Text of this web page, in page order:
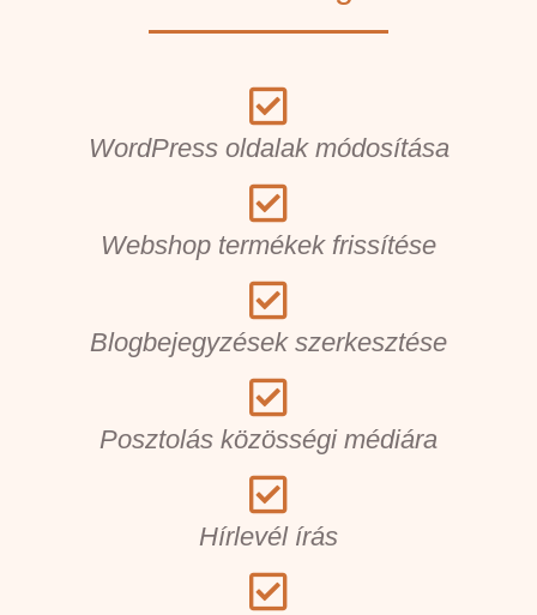
WordPress oldalak módosítása
Webshop termékek frissítése
Blogbejegyzések szerkesztése
Posztolás közösségi médiára
Hírlevél írás